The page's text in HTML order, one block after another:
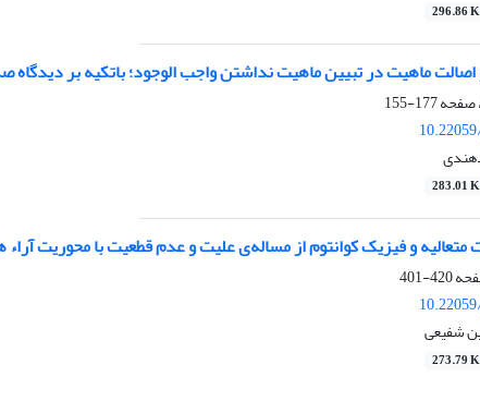
296.86 K
ماهیت در تبیین ماهیت نداشتن واجب الوجود؛ باتکیه بر دیدگاه
177-155
283.01 K
و فیزیک کوانتوم از مساله‌ی علیت و عدم قطعیت با محوریت آراء
420-401
شفیعی
273.79 K